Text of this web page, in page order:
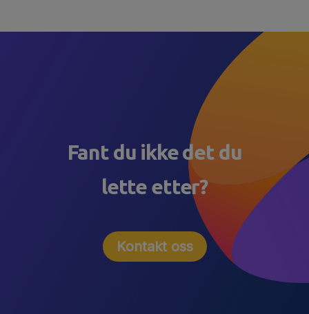
Fant du ikke det du
lette etter?
Kontakt oss